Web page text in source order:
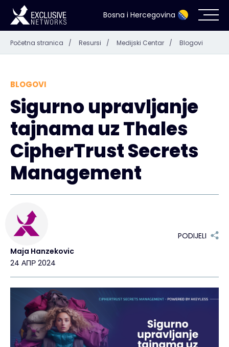
Bosna i Hercegovina
Kibernetička sigurnost
Eko-sistem
Resursi
Kompanija
Početna stranica / Resursi / Medijski Centar / Blogovi
BLOGOVI
Sigurno upravljanje
tajnama uz Thales
CipherTrust Secrets
Management
Maja Hanzekovic
24 АПР 2024
PODIJELI